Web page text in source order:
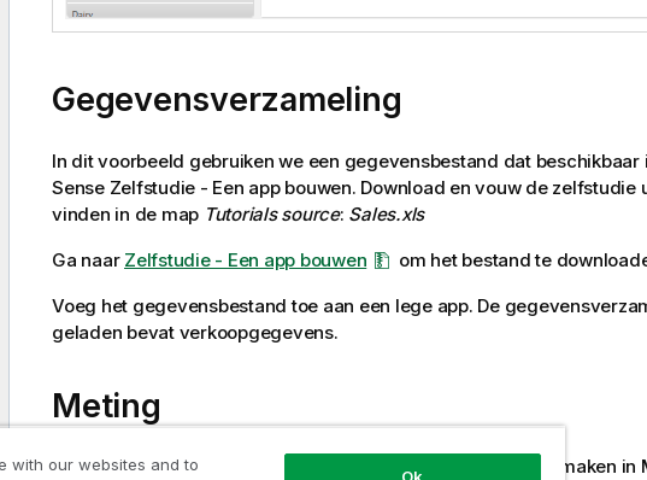
Gegevensverzameling
In dit voorbeeld gebruiken we een gegevensbestand dat beschikbaar
Sense Zelfstudie - Een app bouwen. Download en vouw de zelfstudie
vinden in de map Tutorials source: Sales.xls
Ga naar Zelfstudie - Een app bouwen
om het bestand te
Voeg het gegevensbestand toe aan een lege app. De
geladen bevat verkoopgegevens.
Meting
We gebruiken het verkoopvolume als de meting, die we aanmaken in
with our websites and to